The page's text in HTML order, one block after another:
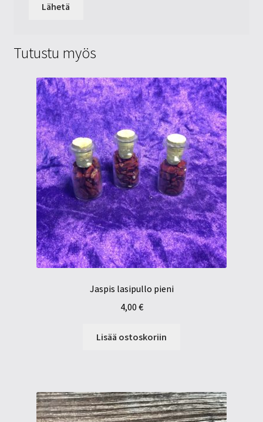
Tutustu myös
Jaspis lasipullo pieni
4,00 €
Lisää ostoskoriin